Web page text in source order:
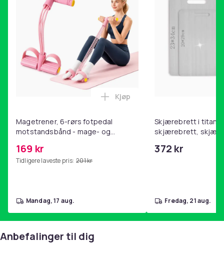
Magetrener, 6-rørs fotpedal
motstandsbånd - mage- og
hjemmegymnastikk Pink
169 kr
Tidligere laveste pris: 201 kr
Legg Magetrener, 6-rørs
Kjøp
mandag, 17 aug.
Skjærebrett i titan,
skjærebrett,
372 kr
fredag, 21 aug.
Anbefalinger til dig